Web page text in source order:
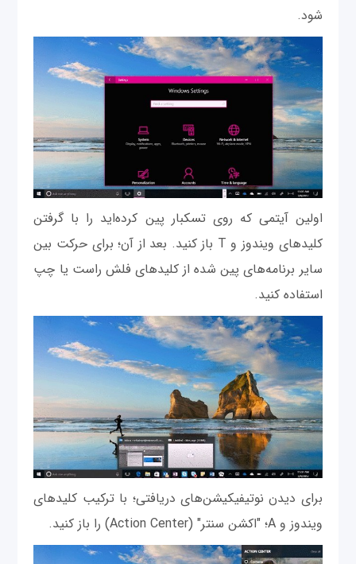
شود.
اولین آیتمی که روی تسکبار پین کرده‌اید را با گرفتن
کلیدهای ویندوز و T باز کنید. بعد از آن؛ برای حرکت بین
سایر برنامه‌های پین شده از کلیدهای فلش راست یا چپ
استفاده کنید.
برای دیدن نوتیفیکیشن‌های دریافتی؛ با ترکیب کلیدهای
ویندوز و A؛ "اکشن سنتر" (Action Center) را باز کنید.